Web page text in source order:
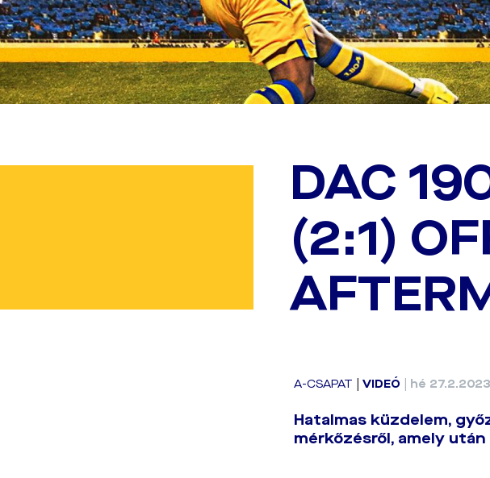
DAC
(2:1)
A-CSAPAT |VIDEÓ hé 27.2.2023
Hatalmas küzdelem,
mérkőzésről, amely